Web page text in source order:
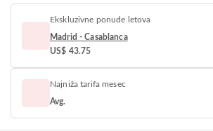
Ekskluzivne ponude letova
Madrid - Casablanca
US$ 43.75
Najniža tarifa mesec
Avg.